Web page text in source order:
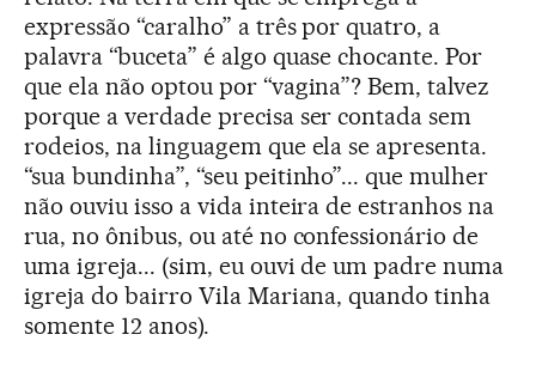
expressão “caralho” a três por quatro, a
palavra “buceta” é algo quase chocante. Por
que ela não optou por “vagina”? Bem, talvez
porque a verdade precisa ser contada sem
rodeios, na linguagem que ela se apresenta.
“sua bundinha”, “seu peitinho”... que mulher
não ouviu isso a vida inteira de estranhos na
rua, no ônibus, ou até no confessionário de
uma igreja... (sim, eu ouvi de um padre numa
igreja do bairro Vila Mariana, quando tinha
somente 12 anos).